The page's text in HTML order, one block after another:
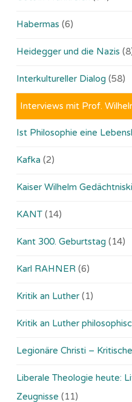
Habermas (6)
Heidegger und die Nazis
Interkultureller Dialog (58)
Interviews mit Prof.
Ist Philosophie eine
Kafka (2)
Kaiser Wilhelm
KANT (14)
Kant 300. Geburtstag (14)
Karl RAHNER (6)
Kritik an Luther (1)
Kritik an Luther
Legionäre Christi –
Liberale Theologie heute:
Zeugnisse (11)